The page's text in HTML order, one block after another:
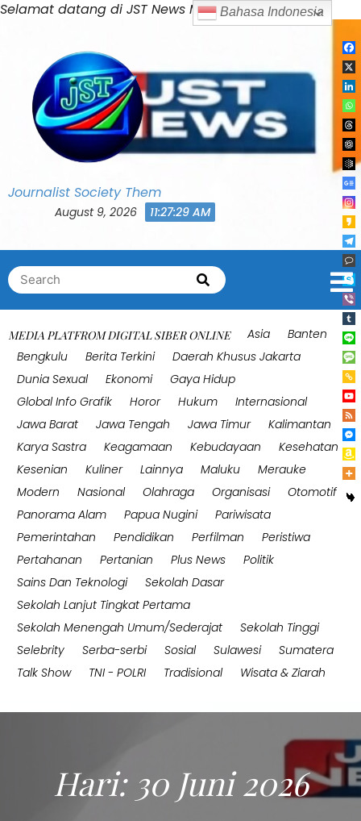
Selamat datang di JST News MediaSkip
to
Journalist Society Them
August 9, 2026 11:27:33 AM
Search
for:
Search
MEDIA PLATFROM DIGITAL SIBER ONLINE Asia
Banten
Bengkulu
Berita Terkini
Daerah Khusus Jakarta
Dunia Sexual
Ekonomi
Gaya Hidup
Global Info Grafik
Horor Hukum
Internasional
Jawa Barat
Jawa Tengah Jawa Timur
Kalimantan
Karya Sastra
Keagamaan Kebudayaan
Kesehatan
Kesenian
Kuliner Lainnya Maluku
Merauke
Modern
Nasional Olahraga Organisasi
Otomotif
Panorama Alam
Papua Nugini
Pariwisata
Pemerintahan
Pendidikan Perfilman
Peristiwa
Pertahanan
Pertanian Plus News
Politik
Sains Dan Teknologi
Sekolah Dasar
Sekolah Lanjut Tingkat Pertama
Sekolah Menengah Umum/Sederajat
Sekolah Tinggi
Selebrity
Serba-serbi Sosial Sulawesi
Sumatera
Talk Show
TNI - POLRI Tradisional Wisata & Ziarah
Hari: 30 Juni 2026
Bahasa Indonesia